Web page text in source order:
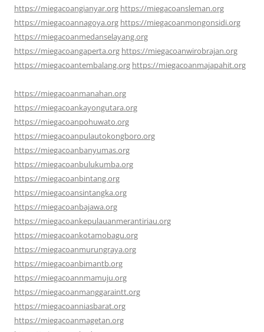
https://miegacoangianyar.org https://miegacoansleman.org
https://miegacoannagoya.org https://miegacoanmongonsidi.org
https://miegacoanmedanselayang.org
https://miegacoangaperta.org https://miegacoanwirobrajan.org
https://miegacoantembalang.org https://miegacoanmajapahit.org
https://miegacoanmanahan.org
https://miegacoankayongutara.org
https://miegacoanpohuwato.org
https://miegacoanpulautokongboro.org
https://miegacoanbanyumas.org
https://miegacoanbulukumba.org
https://miegacoanbintang.org
https://miegacoansintangka.org
https://miegacoanbajawa.org
https://miegacoankepulauanmerantiriau.org
https://miegacoankotamobagu.org
https://miegacoanmurungraya.org
https://miegacoanbimantb.org
https://miegacoannmamuju.org
https://miegacoanmanggaraintt.org
https://miegacoanniasbarat.org
https://miegacoanmagetan.org